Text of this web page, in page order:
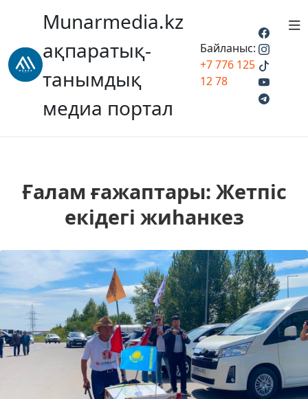
Munarmedia.kz
ақпаратық-
танымдық
медиа портал
Байланыс:
+7 776 125
12 78
Ғалам ғажаптары: Жетпіс
екідегі жиһанкез